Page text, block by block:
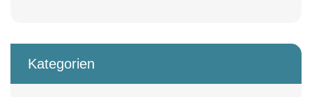
Kategorien